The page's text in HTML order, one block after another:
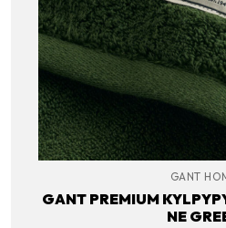
GANT
GANT PREMIUM
NE